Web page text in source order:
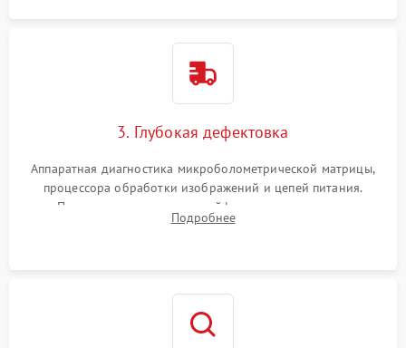
3. Глубокая дефектовка
Аппаратная диагностика микроболометрической матрицы,
процессора обработки изображений и цепей питания.
Проверка целостности шлейфов, модуля памяти и
интерфейсов связи. Выявление сгоревших SMD-компонентов
Подробнее